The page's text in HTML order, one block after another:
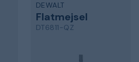
DEWALT
Flatmejsel
DT6811-QZ